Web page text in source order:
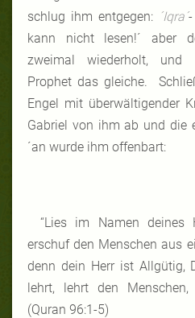
schlug ihm entgegen: ´Iqra´-
kann nicht lesen!´ aber
zweimal wiederholt, und
Prophet das gleiche.
Engel mit überwältigender
Gabriel von ihm ab und die
´an wurde ihm offenbart:
“Lies im Namen
erschuf den Menschen aus
denn dein Herr ist Allgütig,
lehrt, lehrt den
(Quran 96:1-5)